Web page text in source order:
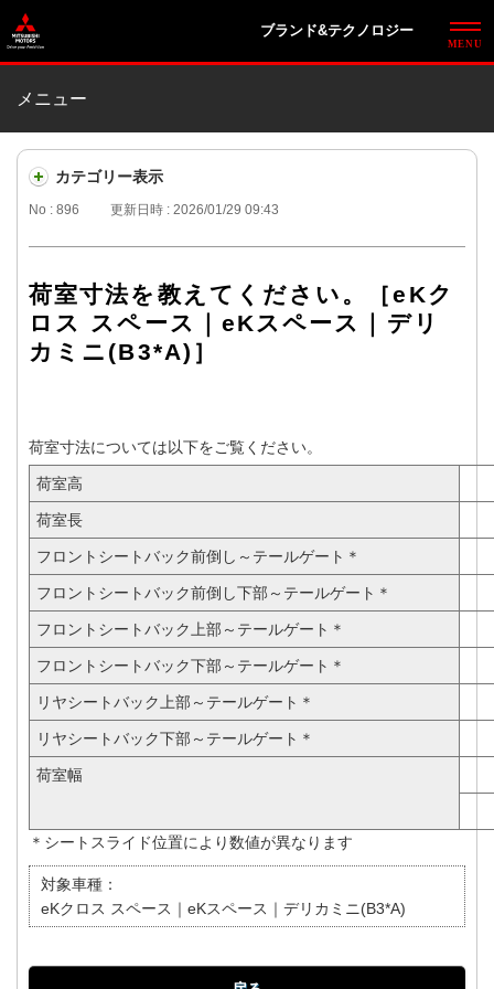
ブランド&テクノロジー
メニュー
カテゴリー表示
No : 896 更新日時 : 2026/01/29 09:43
荷室寸法を教えてください。［eKク
ロス スペース｜eKスペース｜デリ
カミニ(B3*A)］
荷室寸法については以下をご覧ください。
荷室高
荷室長
フロントシートバック前倒し～テールゲート＊
フロントシートバック前倒し下部～テールゲート＊
フロントシートバック上部～テールゲート＊
フロントシートバック下部～テールゲート＊
リヤシートバック上部～テールゲート＊
リヤシートバック下部～テールゲート＊
荷室幅
＊シートスライド位置により数値が異なります
対象車種：
eKクロス スペース｜eKスペース｜デリカミニ(B3*A)